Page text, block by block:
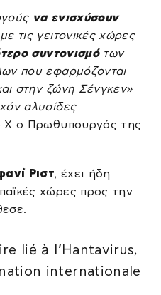
να ενισχύσουν
τις γειτονικές χώρες
συντονισμότων
που εφαρμόζονται
στην ζώνη Σένγκεν»
αλυσίδες
Χ ο Πρωθυπουργός της
Ριστ, έχει ήδη
χώρες προς την
lié à l’Hantavirus,
internationale